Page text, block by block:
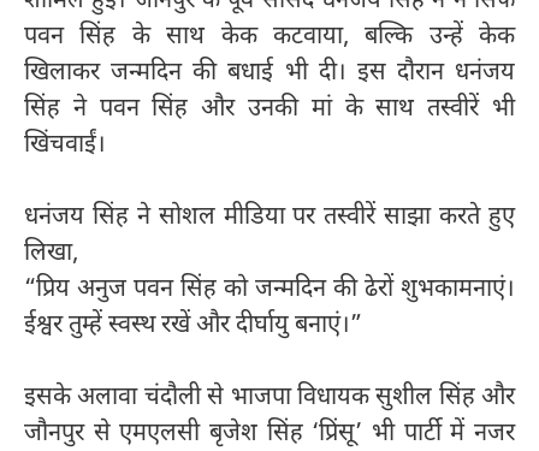
पवन सिंह के साथ केक कटवाया, बल्कि उन्हें केक
खिलाकर जन्मदिन की बधाई भी दी। इस दौरान धनंजय
सिंह ने पवन सिंह और उनकी मां के साथ तस्वीरें भी
खिंचवाईं।
धनंजय सिंह ने सोशल मीडिया पर तस्वीरें साझा करते हुए
लिखा,
“प्रिय अनुज पवन सिंह को जन्मदिन की ढेरों शुभकामनाएं।
ईश्वर तुम्हें स्वस्थ रखें और दीर्घायु बनाएं।”
इसके अलावा चंदौली से भाजपा विधायक सुशील सिंह और
जौनपुर से एमएलसी बृजेश सिंह ‘प्रिंसू’ भी पार्टी में नजर